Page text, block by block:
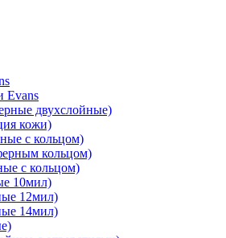
Evans
двухслойные)
кожи)
с кольцом)
кольцом)
с кольцом)
10мил)
12мил)
14мил)